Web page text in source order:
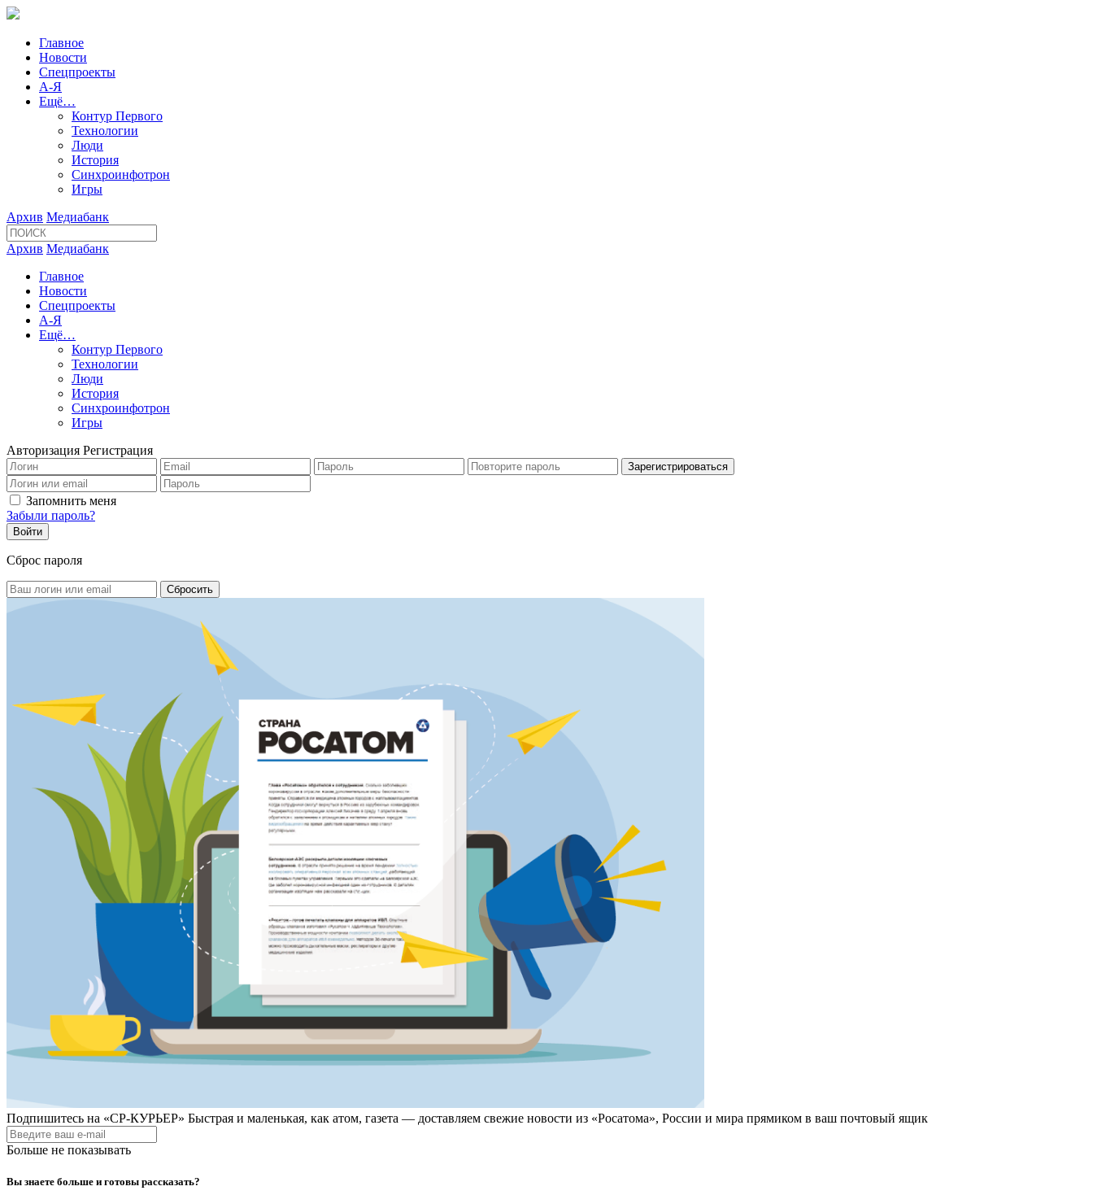
Главное
Новости
Спецпроекты
А-Я
Ещё…
Контур Первого
Технологии
Люди
История
Синхроинфотрон
Игры
Архив Медиабанк
Архив Медиабанк
Главное
Новости
Спецпроекты
А-Я
Ещё…
Контур Первого
Технологии
Люди
История
Синхроинфотрон
Игры
Авторизация Регистрация
Запомнить меня
Забыли пароль?
Сброс пароля
Подпишитесь на «СР-КУРЬЕР» Быстрая и маленькая, как атом, газета — доставляем свежие новости из «Росатома», России и мира прямиком в ваш почтовый ящик
Больше не показывать
Вы знаете больше и готовы рассказать?